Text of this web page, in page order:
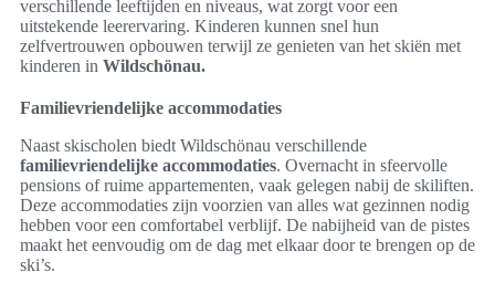
verschillende leeftijden en niveaus, wat zorgt voor een
uitstekende leerervaring. Kinderen kunnen snel hun
zelfvertrouwen opbouwen terwijl ze genieten van het skiën met
kinderen in Wildschönau.
Familievriendelijke accommodaties
Naast skischolen biedt Wildschönau verschillende
familievriendelijke accommodaties. Overnacht in sfeervolle
pensions of ruime appartementen, vaak gelegen nabij de skiliften.
Deze accommodaties zijn voorzien van alles wat gezinnen nodig
hebben voor een comfortabel verblijf. De nabijheid van de pistes
maakt het eenvoudig om de dag met elkaar door te brengen op de
ski’s.